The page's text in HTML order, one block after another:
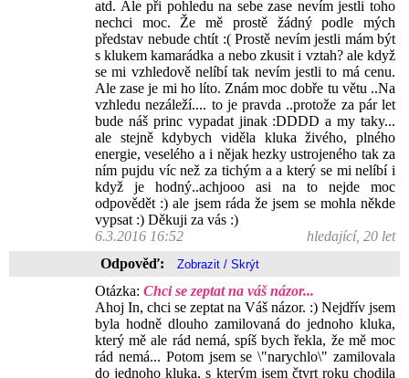
atd. Ale při pohledu na sebe zase nevím jestli toho
nechci moc. Že mě prostě žádný podle mých
představ nebude chtít :( Prostě nevím jestli mám být
s klukem kamarádka a nebo zkusit i vztah? ale když
se mi vzhledově nelíbí tak nevím jestli to má cenu.
Ale zase je mi ho líto. Znám moc dobře tu větu ..Na
vzhledu nezáleží.... to je pravda ..protože za pár let
bude náš princ vypadat jinak :DDDD a my taky...
ale stejně kdybych viděla kluka živého, plného
energie, veselého a i nějak hezky ustrojeného tak za
ním pujdu víc než za tichým a a který se mi nelíbí i
když je hodný..achjooo asi na to nejde moc
odpovědět :) ale jsem ráda že jsem se mohla někde
vypsat :) Děkuji za vás :)
6.3.2016 16:52
hledající, 20 let
Odpověď:
Otázka: Chci se zeptat na váš názor...
Ahoj In, chci se zeptat na Váš názor. :) Nejdřív jsem
byla hodně dlouho zamilovaná do jednoho kluka,
který mě ale rád nemá, spíš bych řekla, že mě moc
rád nemá... Potom jsem se \"narychlo\" zamilovala
do jednoho kluka, s kterým jsem čtvrt roku chodila